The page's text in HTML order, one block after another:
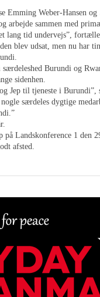
Weber-Hansen og
arbejde sammen med
lang tid undervejs”,
blev udsat, men nu har
Burundi og
sidenhen.
Jep til tjeneste i
særdeles dygtige
Landskonference 1 den
afsted.